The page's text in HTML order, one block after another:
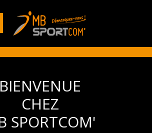
BIENVENUE
CHEZ
SPORTCOM'